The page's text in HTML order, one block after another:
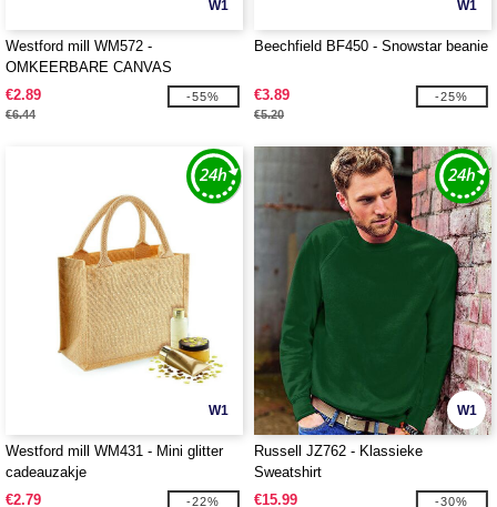
W1
Westford mill WM572 -
OMKEERBARE CANVAS
ORGANISER
€2.89
€6.44
-55%
W1
Beechfield BF450 - Snowstar beanie
€3.89
€5.20
-25%
W1
Westford mill WM431 - Mini glitter
cadeauzakje
€2.79
-22%
W1
Russell JZ762 - Klassieke
Sweatshirt
€15.99
-30%